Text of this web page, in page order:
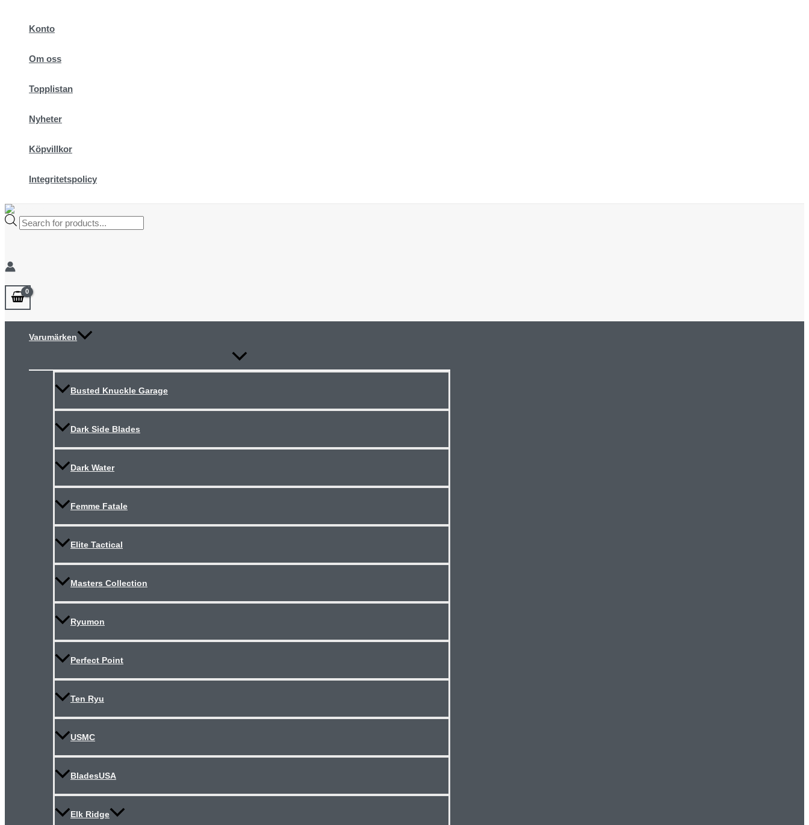
innehållKonto
Om oss
Topplistan
Nyheter
Köpvillkor
Integritetspolicy
Products
search
Varumärken
Slå
meny
Busted Knuckle Garage
Dark Side Blades
Dark Water
Femme Fatale
Elite Tactical
Masters Collection
Ryumon
Perfect Point
Ten Ryu
USMC
BladesUSA
Elk Ridge